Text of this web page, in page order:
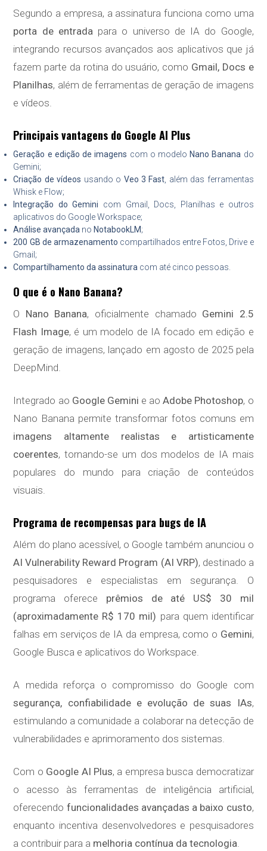
Segundo a empresa, a assinatura funciona como uma
porta de entrada para o universo de IA do Google,
integrando recursos avançados aos aplicativos que já
fazem parte da rotina do usuário, como Gmail, Docs e
Planilhas, além de ferramentas de geração de imagens
e vídeos.
Principais vantagens do Google AI Plus
Geração e edição de imagens com o modelo Nano Banana do
Gemini;
Criação de vídeos usando o Veo 3 Fast , além das ferramentas
Whisk e Flow;
Integração do Gemini com Gmail, Docs, Planilhas e outros
aplicativos do Google Workspace;
Análise avançada no NotabookLM;
200 GB de armazenamento compartilhados entre Fotos, Drive e
Gmail;
Compartilhamento da assinatura com até cinco pessoas.
O que é o Nano Banana?
O Nano Banana, oficialmente chamado Gemini 2.5
Flash Image, é um modelo de IA focado em edição e
geração de imagens, lançado em agosto de 2025 pela
DeepMind.
Integrado ao Google Gemini e aoAdobe Photoshop, o
Nano Banana permite transformar fotos comuns em
imagens altamente realistas e artisticamente
coerentes, tornando-se um dos modelos de IA mais
populares do mundo para criação de conteúdos
visuais.
Programa de recompensas para bugs de IA
Além do plano acessível, o Google também anunciou o
AI Vulnerability Reward Program (AI VRP), destinado a
pesquisadores e especialistas em segurança. O
programa oferece prêmios de até US$ 30 mil
(aproximadamente R$ 170 mil) para quem identificar
falhas em serviços de IA da empresa, como o Gemini,
Google Busca e aplicativos do Workspace.
A medida reforça o compromisso do Google com
segurança, confiabilidade e evolução de suas IAs,
estimulando a comunidade a colaborar na detecção de
vulnerabilidades e aprimoramento dos sistemas.
Com o Google AI Plus, a empresa busca democratizar
o acesso às ferramentas de inteligência artificial,
oferecendo funcionalidades avançadas a baixo custo,
enquanto incentiva desenvolvedores e pesquisadores
a contribuir para a melhoria contínua da tecnologia